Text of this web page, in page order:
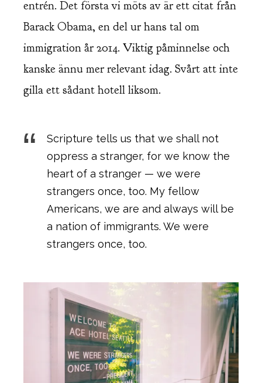
entrén. Det första vi möts av är ett citat från
Barack Obama, en del ur hans tal om
immigration år 2014. Viktig påminnelse och
kanske ännu mer relevant idag. Svårt att inte
gilla ett sådant hotell liksom.
Scripture tells us that we shall not
oppress a stranger, for we know the
heart of a stranger — we were
strangers once, too. My fellow
Americans, we are and always will be
a nation of immigrants. We were
strangers once, too.